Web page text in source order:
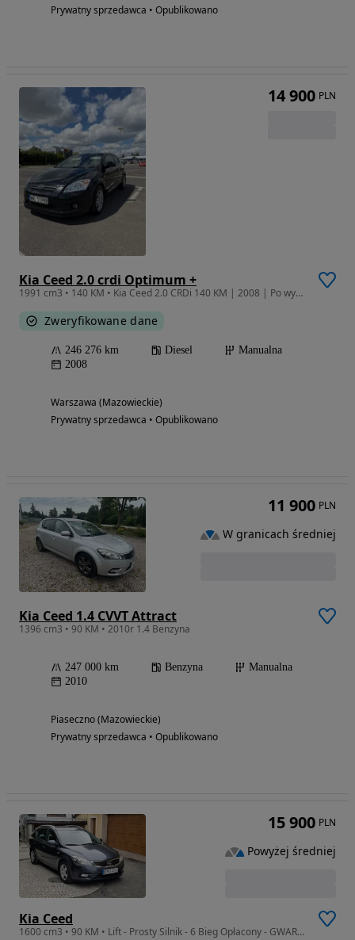
Prywatny sprzedawca • Opublikowano
Kia Ceed 2.0 crdi Optimum +
1991 cm3 • 140 KM • Kia Ceed 2.0 CRDi 140 KM | 2008 | Po wymianie sprzęgła i rozrządu
Zweryfikowane dane
246 276 km Diesel
Manualna
2008
Warszawa (Mazowieckie)
Prywatny sprzedawca • Opublikowano
14 900 PLN
Kia Ceed 1.4 CVVT Attract
1396 cm3 • 90 KM • 2010r 1.4 Benzyna
247 000 km Benzyna
Manualna
2010
Piaseczno (Mazowieckie)
Prywatny sprzedawca • Opublikowano
11 900 PLN
W granicach średniej
Kia Ceed
1600 cm3 • 90 KM • Lift - Prosty Silnik - 6 Bieg Opłacony - GWARANCJA Zakup Door to Door
15 900 PLN
Powyżej średniej